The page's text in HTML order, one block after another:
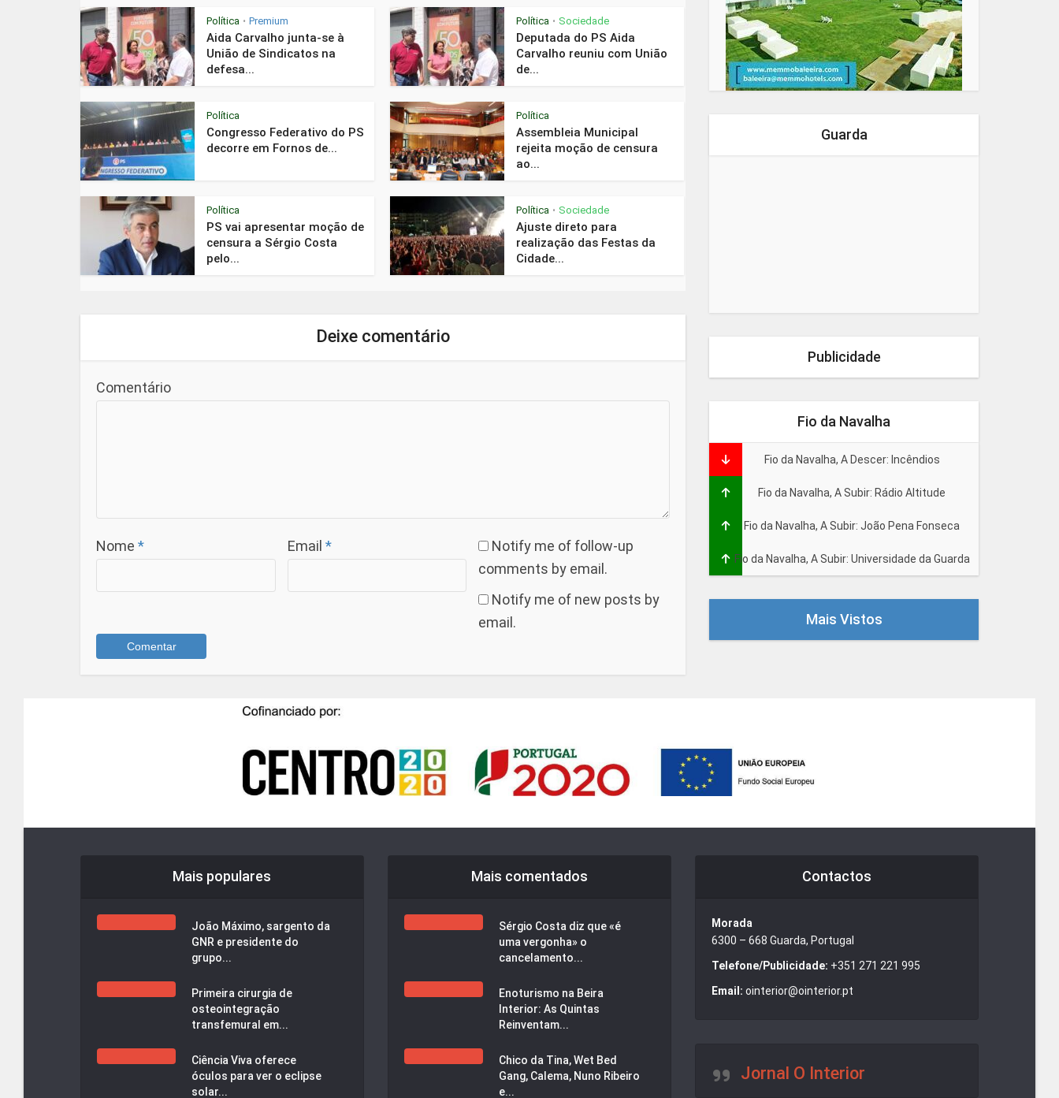
Política • Premium
Aida Carvalho junta-se à
União de Sindicatos na
defesa...
Política • Sociedade
Deputada do PS Aida
Carvalho reuniu com União
de...
Política
Congresso Federativo do PS
decorre em Fornos de...
Política
Assembleia Municipal
rejeita moção de censura
ao...
Política
PS vai apresentar moção de
censura a Sérgio Costa
pelo...
Política • Sociedade
Ajuste direto para
realização das Festas da
Cidade...
Deixe comentário
Comentário
Nome * Email *
Notify me of follow-up
comments by email.
Notify me of new posts by
email.
Guarda
Publicidade
Fio da Navalha
Fio da Navalha, A Descer: Incêndios
Fio da Navalha, A Subir: Rádio Altitude
Fio da Navalha, A Subir: João Pena Fonseca
Fio da Navalha, A Subir: Universidade da Guarda
Mais Vistos
Mais populares
João Máximo, sargento da
GNR e presidente do
grupo...
Primeira cirurgia de
osteointegração
transfemural em...
Ciência Viva oferece
óculos para ver o eclipse
solar...
Mais comentados
Sérgio Costa diz que «é
uma vergonha» o
cancelamento...
Enoturismo na Beira
Interior: As Quintas
Reinventam...
Chico da Tina, Wet Bed
Gang, Calema, Nuno Ribeiro
e...
Contactos
Morada
6300 – 668 Guarda, Portugal
Telefone/Publicidade: +351 271 221 995
Email: ointerior@ointerior.pt
Jornal O Interior